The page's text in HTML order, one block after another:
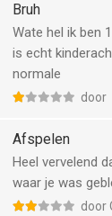
Bruh
Wate hel ik ben
is echt
normale
door
Afspelen
Heel vervelend
waar je was
door